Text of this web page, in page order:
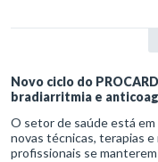
Novo ciclo do
bradiarritmia e
O setor de saúde está
novas técnicas, terapias
profissionais se